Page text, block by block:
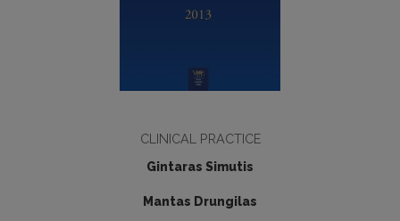
CLINICAL PRACTICE
Gintaras Simutis
Mantas Drungilas